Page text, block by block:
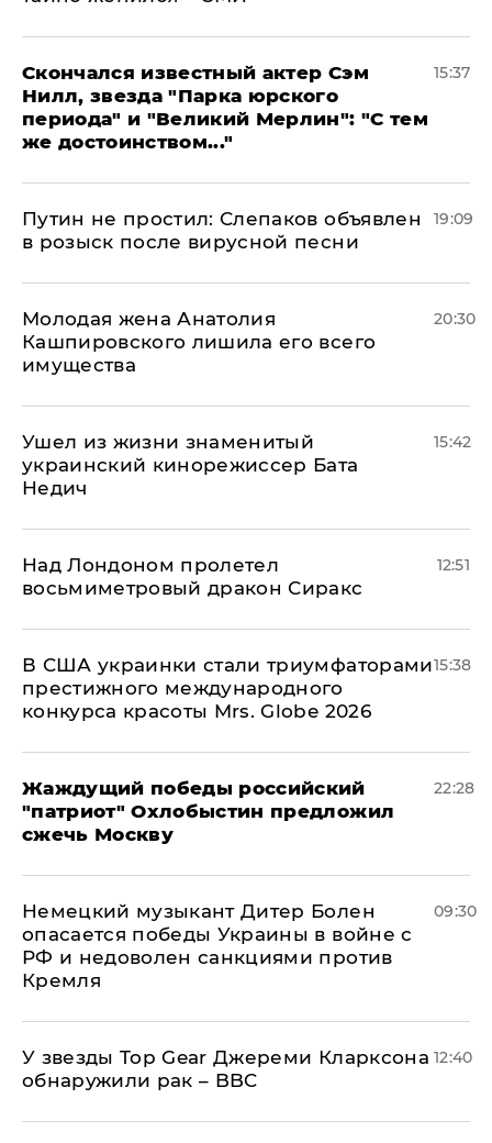
Скончался известный актер Сэм
Нилл, звезда "Парка юрского
периода" и "Великий Мерлин": "С тем
же достоинством..."
15:37
Путин не простил: Слепаков объявлен
в розыск после вирусной песни
19:09
Молодая жена Анатолия
Кашпировского лишила его всего
имущества
20:30
Ушел из жизни знаменитый
украинский кинорежиссер Бата
Недич
15:42
Над Лондоном пролетел
восьмиметровый дракон Сиракс
12:51
В США украинки стали триумфаторами
престижного международного
конкурса красоты Mrs. Globe 2026
15:38
Жаждущий победы российский
"патриот" Охлобыстин предложил
сжечь Москву
22:28
Немецкий музыкант Дитер Болен
опасается победы Украины в войне с
РФ и недоволен санкциями против
Кремля
09:30
У звезды Top Gear Джереми Кларксона
обнаружили рак – BBC
12:40